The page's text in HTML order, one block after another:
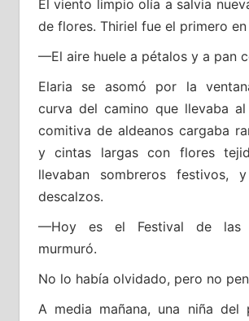
El viento limpio olía a salvia
de flores. Thiriel fue el primero
—El aire huele a pétalos y a pan
Elaria se asomó por la
curva del camino que llevaba al
comitiva de aldeanos cargaba
y cintas largas con flores
llevaban sombreros festivos,
descalzos.
—Hoy es el Festival de
murmuró.
No lo había olvidado, pero no
A media mañana, una niña del